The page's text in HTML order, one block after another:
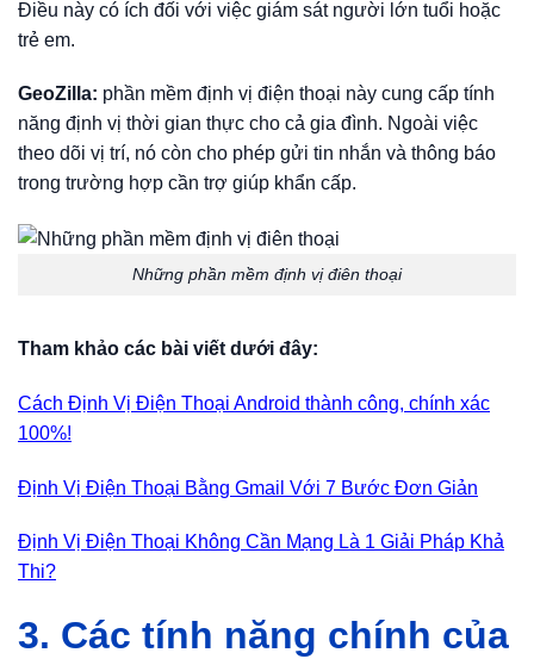
Điều này có ích đối với việc giám sát người lớn tuổi hoặc
trẻ em.
GeoZilla: phần mềm định vị điện thoại này cung cấp tính
năng định vị thời gian thực cho cả gia đình. Ngoài việc
theo dõi vị trí, nó còn cho phép gửi tin nhắn và thông báo
trong trường hợp cần trợ giúp khẩn cấp.
Những phần mềm định vị điên thoại
Tham khảo các bài viết dưới đây:
Cách Định Vị Điện Thoại Android thành công, chính xác
100%!
Định Vị Điện Thoại Bằng Gmail Với 7 Bước Đơn Giản
Định Vị Điện Thoại Không Cần Mạng Là 1 Giải Pháp Khả
Thi?
3. Các tính năng chính của